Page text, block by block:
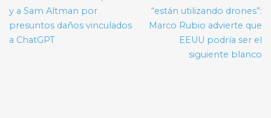
entradas
y a Sam Altman por
presuntos daños vinculados
a ChatGPT
“están utilizando drones”:
Marco Rubio advierte que
EEUU podría ser el
siguiente blanco